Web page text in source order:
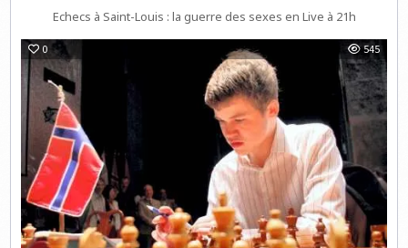
Echecs à Saint-Louis : la guerre des sexes en Live à 21h
0 545